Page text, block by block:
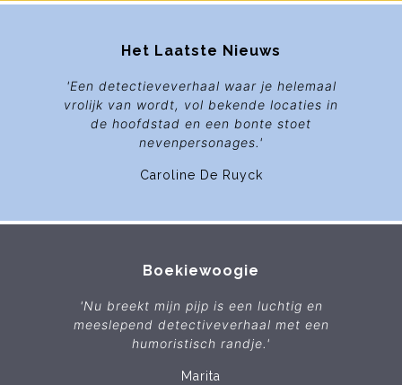
Het Laatste Nieuws
'Een detectieveverhaal waar je helemaal
vrolijk van wordt, vol bekende locaties in
de hoofdstad en een bonte stoet
nevenpersonages.'
Caroline De Ruyck
Boekiewoogie
'Nu breekt mijn pijp is een luchtig en
meeslepend detectiveverhaal met een
humoristisch randje.'
Marita